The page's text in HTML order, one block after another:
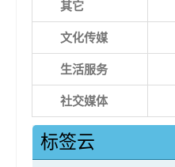
其它
文化传媒
生活服务
社交媒体
标签云